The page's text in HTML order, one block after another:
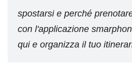
spostarsi e perché
con l'applicazione
qui e organizza il tuo